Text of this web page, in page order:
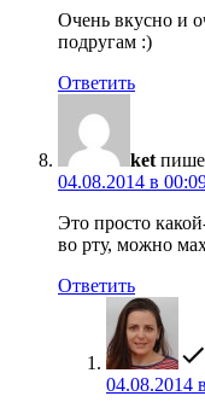
Очень вкусно и
подругам :)
Ответить
ket
04.08.2014 в
Это просто
во рту, можно
Ответить
04.08.2014